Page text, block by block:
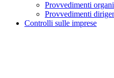
Provvedimenti
Provvedimenti
Controlli sulle imprese